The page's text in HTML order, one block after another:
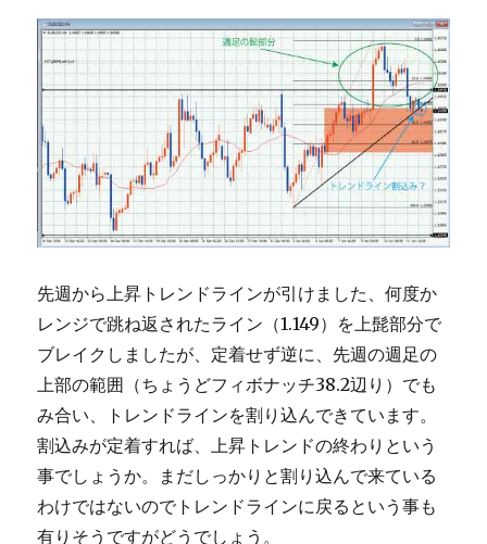
先週から上昇トレンドラインが引けました、何度か
レンジで跳ね返されたライン（1.149）を上髭部分で
ブレイクしましたが、定着せず逆に、先週の週足の
上部の範囲（ちょうどフィボナッチ38.2辺り）でも
み合い、トレンドラインを割り込んできています。
割込みが定着すれば、上昇トレンドの終わりという
事でしょうか。まだしっかりと割り込んで来ている
わけではないのでトレンドラインに戻るという事も
有りそうですがどうでしょう。